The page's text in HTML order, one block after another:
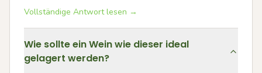
Vollständige Antwort lesen →
Wie sollte ein Wein wie dieser ideal
gelagert werden?